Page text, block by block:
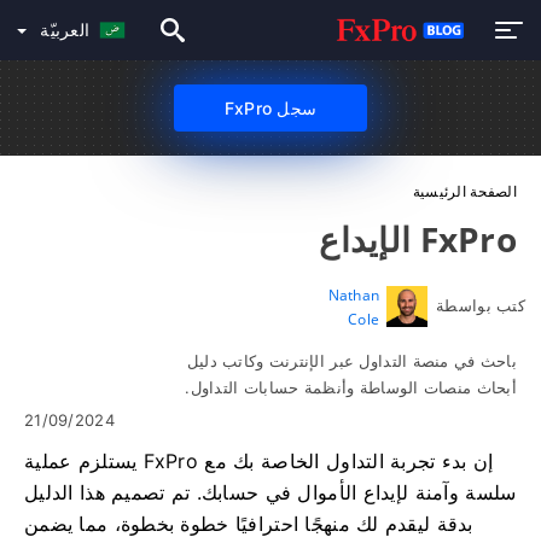
العربيّة
سجل FxPro
الصفحة الرئيسية
FxPro الإيداع
كتب بواسطة
Nathan
Cole
باحث في منصة التداول عبر الإنترنت وكاتب دليل
أبحاث منصات الوساطة وأنظمة حسابات التداول.
21/09/2024
إن بدء تجربة التداول الخاصة بك مع FxPro يستلزم عملية
سلسة وآمنة لإيداع الأموال في حسابك. تم تصميم هذا الدليل
بدقة ليقدم لك منهجًا احترافيًا خطوة بخطوة، مما يضمن